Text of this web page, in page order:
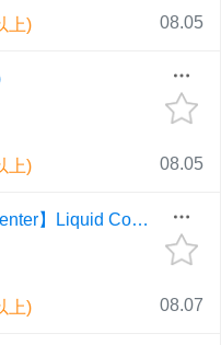
上)
08.05
上)
08.05
【AI Server / Rack/ Data Center】Liquid Cooling Mechanical Engineer／液冷機構工程師（桃園大溪）
上)
08.07